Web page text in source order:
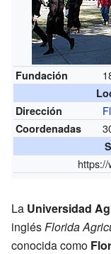
Fundación
Dirección
Coordenadas
La Universidad
inglésFlorida
conocida como